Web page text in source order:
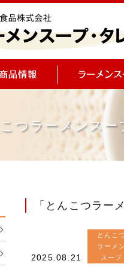
つラーメンスー
「とんこつラー
2025.08.21
とんこつ
ラーメン
スープ